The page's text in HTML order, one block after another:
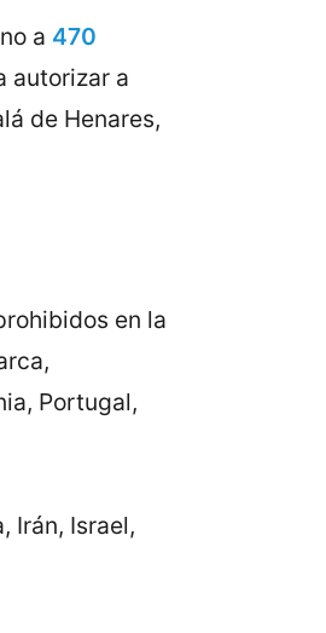
a 470
autorizar a
de Henares,
en la
Portugal,
Irán, Israel,